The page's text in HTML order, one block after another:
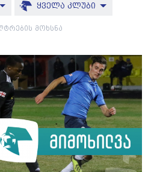
ყველა კლუბი
მოხსნა